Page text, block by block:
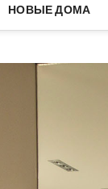
НОВЫЕ ДОМА